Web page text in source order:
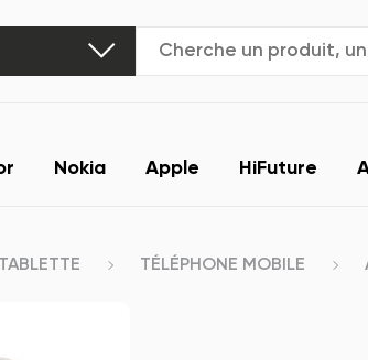
Nokia Apple HiFuture
TÉLÉPHONE MOBILE